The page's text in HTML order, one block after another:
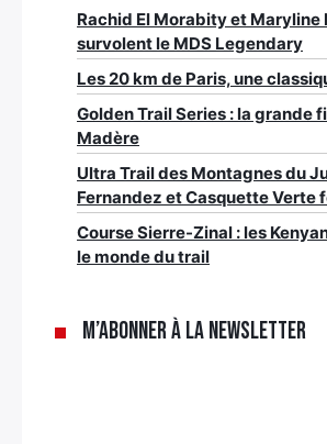
Rachid El Morabity et Maryline
survolent le MDS Legendary
Les 20 km de Paris, une
Golden Trail Series : la grande
Madère
Ultra Trail des Montagnes du
Fernandez et Casquette Verte
Course Sierre-Zinal : les
le monde du trail
M’abonner à la newsletter